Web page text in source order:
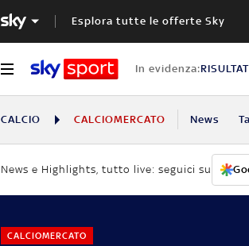
Esplora tutte le offerte Sky
In evidenza:
CALCIO CALCIOMERCATO News
News e Highlights, tutto live: seguici su
CALCIOMERCATO